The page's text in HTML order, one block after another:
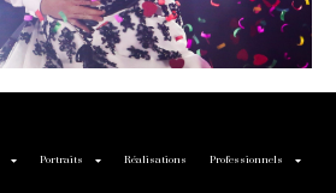
Portraits Réalisations Professionnels